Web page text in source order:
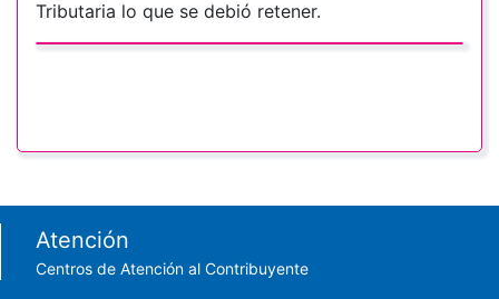
Tributaria lo que se debió retener.
Footer menu
Atención
Centros de Atención al Contribuyente